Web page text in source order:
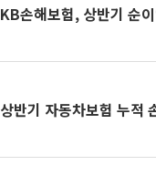
KB손해보험, 상반기 순
상반기 자동차보험 누